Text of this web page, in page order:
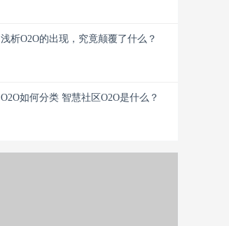
浅析O2O的出现，究竟颠覆了什么？
O2O如何分类 智慧社区O2O是什么？